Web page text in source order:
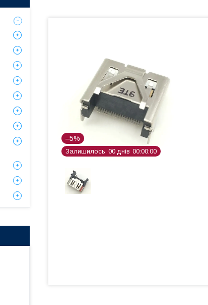
–5%
Залишилось 00 днів 00 00 00